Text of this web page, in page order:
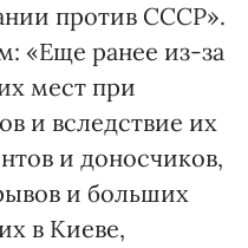
против СССР».
«Еще ранее из-за
мест при
и вследствие их
и доносчиков,
и больших
в Киеве,